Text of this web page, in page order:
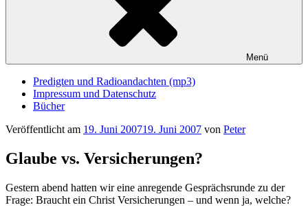
Menü
Predigten und Radioandachten (mp3)
Impressum und Datenschutz
Bücher
Veröffentlicht am 19. Juni 200719. Juni 2007 von Peter
Glaube vs. Versicherungen?
Gestern abend hatten wir eine anregende Gesprächsrunde zu der
Frage: Braucht ein Christ Versicherungen – und wenn ja, welche?